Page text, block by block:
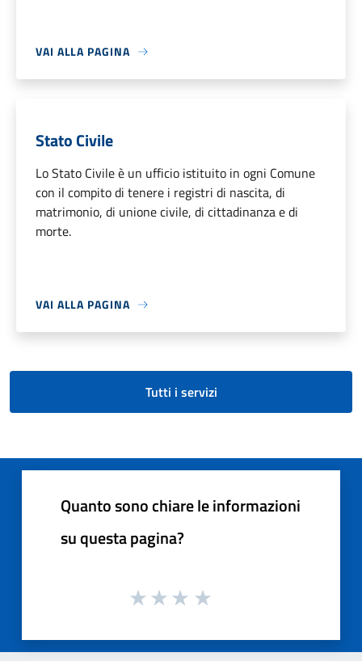
VAI ALLA PAGINA
Stato Civile
Lo Stato Civile è un ufficio istituito in ogni Comune
con il compito di tenere i registri di nascita, di
matrimonio, di unione civile, di cittadinanza e di
morte.
VAI ALLA PAGINA
Tutti i servizi
Quanto sono chiare le informazioni
su questa pagina?